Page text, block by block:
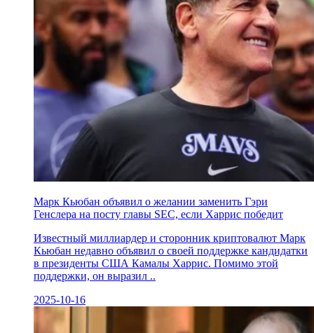
Марк Кьюбан объявил о желании заменить Гэри
Генслера на посту главы SEC, если Харрис победит
Известный миллиардер и сторонник криптовалют Марк
Кьюбан недавно объявил о своей поддержке кандидатки
в президенты США Камалы Харрис. Помимо этой
поддержки, он выразил ..
2025-10-16